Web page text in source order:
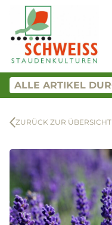
ZURÜCK ZUR ÜBERSICHT